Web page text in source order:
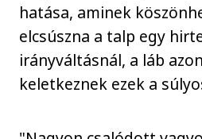
hatása, aminek
elcsúszna a talp egy
irányváltásnál, a láb
keletkeznek ezek a